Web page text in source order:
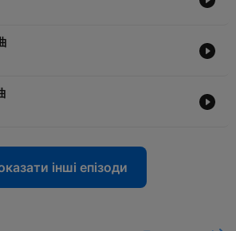
інші епізоди